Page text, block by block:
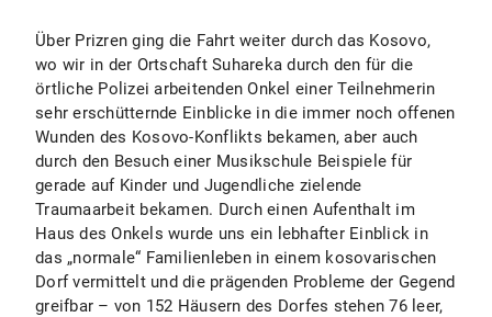
Über Prizren ging die Fahrt weiter durch das Kosovo,
wo wir in der Ortschaft Suhareka durch den für die
örtliche Polizei arbeitenden Onkel einer Teilnehmerin
sehr erschütternde Einblicke in die immer noch offenen
Wunden des Kosovo-Konflikts bekamen, aber auch
durch den Besuch einer Musikschule Beispiele für
gerade auf Kinder und Jugendliche zielende
Traumaarbeit bekamen. Durch einen Aufenthalt im
Haus des Onkels wurde uns ein lebhafter Einblick in
das „normale“ Familienleben in einem kosovarischen
Dorf vermittelt und die prägenden Probleme der Gegend
greifbar – von 152 Häusern des Dorfes stehen 76 leer,